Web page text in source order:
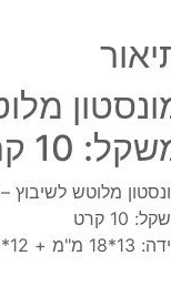
10 קרט
מלוטש לשיבוץ
10 קרט
מ"מ + 12*16 מ"מ